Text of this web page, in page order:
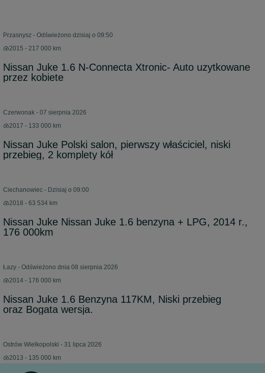
Przasnysz - Odświeżono dzisiaj o 09:50
2015 - 217 000 km
Nissan Juke 1.6 N-Connecta Xtronic- Auto uzytkowane
przez kobiete
Czerwonak - 07 sierpnia 2026
2017 - 133 000 km
Nissan Juke Polski salon, pierwszy właściciel, niski
przebieg, 2 komplety kół
Ciechanowiec - Dzisiaj o 09:00
2018 - 63 534 km
Nissan Juke Nissan Juke 1.6 benzyna + LPG, 2014 r.,
176 000km
Łazy - Odświeżono dnia 08 sierpnia 2026
2014 - 176 000 km
Nissan Juke 1.6 Benzyna 117KM, Niski przebieg
oraz Bogata wersja.
Ostrów Wielkopolski - 31 lipca 2026
2013 - 135 000 km